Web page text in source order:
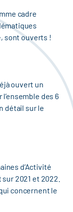
cadre
sont ouverts !
ouvert un
des 6
détail sur le
d’Activité
2021 et 2022.
concernent le